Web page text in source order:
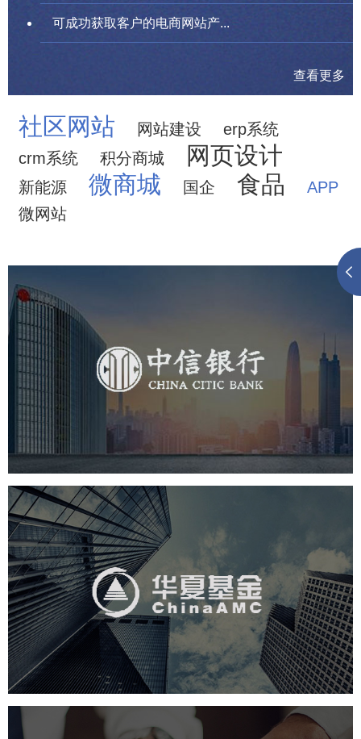
可成功获取客户的电商网站产...
查看更多
社区网站 网站建设
erp系统
crm系统
积分商城 网页设计
新能源 微商城 国企 食品
APP
微网站
金融保险 银行
华夏基金
金融保险 基金 社区网站 网页设计
业务系统
互动营销